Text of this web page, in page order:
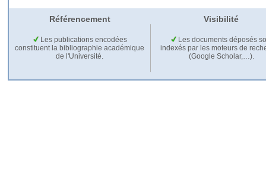
Référencement Visibilité
Les publications encodées
constituent la bibliographie académique
de l'Université.
Les documents déposés
indexés par les moteurs de
(Google Scholar,…).